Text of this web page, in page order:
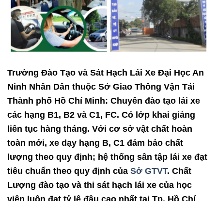
Trường Đào Tạo và Sát Hạch Lái Xe Đại Học An
Ninh Nhân Dân thuộc Sở Giao Thông Vận Tải
Thành phố Hồ Chí Minh: Chuyên đào tạo lái xe
các hạng B1, B2 và C1, FC. Có lớp khai giảng
liên tục hàng tháng. Với cơ sở vật chất hoàn
toàn mới, xe dạy hạng B, C1 đảm bảo chất
lượng theo quy định; hệ thống sân tập lái xe đạt
tiêu chuẩn theo quy định của Sở GTVT. Chất
Lượng đào tạo và thi sát hạch lái xe của học
viên luôn đạt tỷ lệ đậu cao nhất tại Tp. Hồ Chí